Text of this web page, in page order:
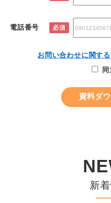
電話番号 必須
お問い合わせに関す
新